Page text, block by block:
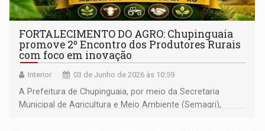
FORTALECIMENTO DO AGRO: Chupinguaia
promove 2º Encontro dos Produtores Rurais
com foco em inovação
Interior 03 de Junho de 2026 às 10:59
A Prefeitura de Chupinguaia, por meio da Secretaria
Municipal de Agricultura e Meio Ambiente (Semagri),